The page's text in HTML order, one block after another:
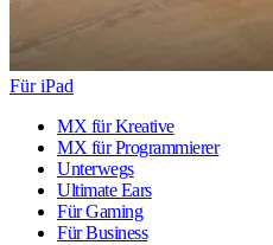
Für iPad
MX für Kreative
MX für Programmierer
Unterwegs
Ultimate Ears
Für Gaming
Für Business